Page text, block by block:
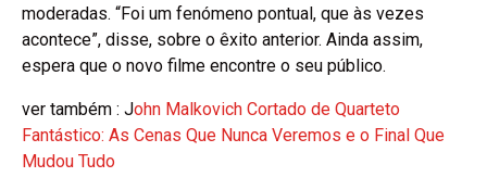
moderadas. “Foi um fenómeno pontual, que às vezes
acontece”, disse, sobre o êxito anterior. Ainda assim,
espera que o novo filme encontre o seu público.
ver também : John Malkovich Cortado de Quarteto
Fantástico: As Cenas Que Nunca Veremos e o Final Que
Mudou Tudo